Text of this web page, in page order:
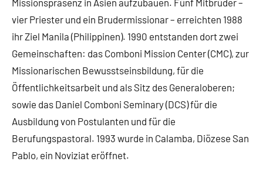
Missionspräsenz in Asien aufzubauen. Fünf Mitbrüder –
vier Priester und ein Brudermissionar – erreichten 1988
ihr Ziel Manila (Philippinen). 1990 entstanden dort zwei
Gemeinschaften: das Comboni Mission Center (CMC), zur
Missionarischen Bewusstseinsbildung, für die
Öffentlichkeitsarbeit und als Sitz des Generaloberen;
sowie das Daniel Comboni Seminary (DCS) für die
Ausbildung von Postulanten und für die
Berufungspastoral. 1993 wurde in Calamba, Diözese San
Pablo, ein Noviziat eröffnet.